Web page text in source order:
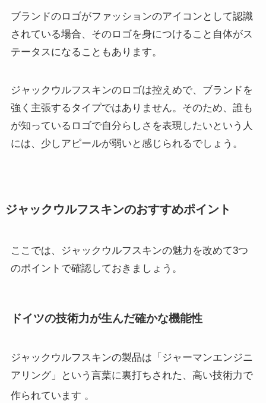
ブランドのロゴがファッションのアイコンとして認識
されている場合、そのロゴを身につけること自体がス
テータスになることもあります。
ジャックウルフスキンのロゴは控えめで、ブランドを
強く主張するタイプではありません。そのため、誰も
が知っているロゴで自分らしさを表現したいという人
には、少しアピールが弱いと感じられるでしょう。
ジャックウルフスキンのおすすめポイント
ここでは、ジャックウルフスキンの魅力を改めて3つ
のポイントで確認しておきましょう。
ドイツの技術力が生んだ確かな機能性
ジャックウルフスキンの製品は「ジャーマンエンジニ
アリング」という言葉に裏打ちされた、高い技術力で
作られています 。